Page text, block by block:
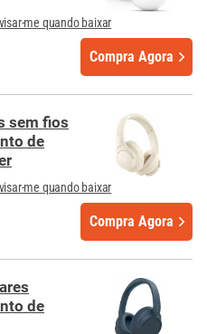
me quando baixar
Compra Agora
sem fios
de
me quando baixar
Compra Agora
de